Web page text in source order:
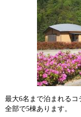
最大6名まで泊まれるコ
全部で5棟あります。